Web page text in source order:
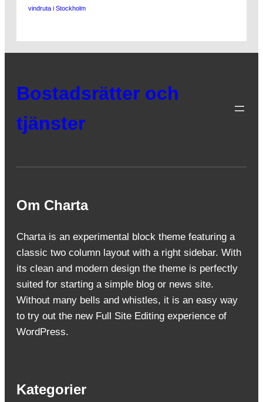
vindruta i Stockholm
Bostadsrätter och
tjänster
Om Charta
Charta is an experimental block theme featuring a
classic two column layout with a right sidebar. With
its clean and modern design the theme is perfectly
suited for starting a simple blog or news site.
Without many bells and whistles, it is an easy way
to try out the new Full Site Editing experience of
WordPress.
Kategorier